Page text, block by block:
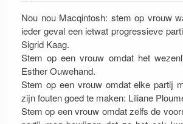
Nou nou Macqintosh: stem op vrouw
ieder geval een ietwat progressieve
Sigrid Kaag.
Stem op een vrouw omdat het
Esther Ouwehand.
Stem op een vrouw omdat elke partij
zijn fouten goed te maken: Liliane
Stem op een vrouw omdat zelfs de